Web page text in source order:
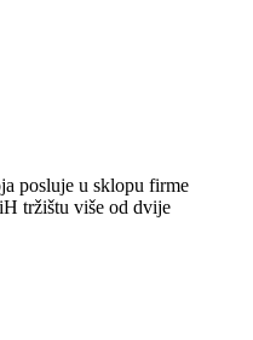
posluje u sklopu firme
tržištu više od dvije